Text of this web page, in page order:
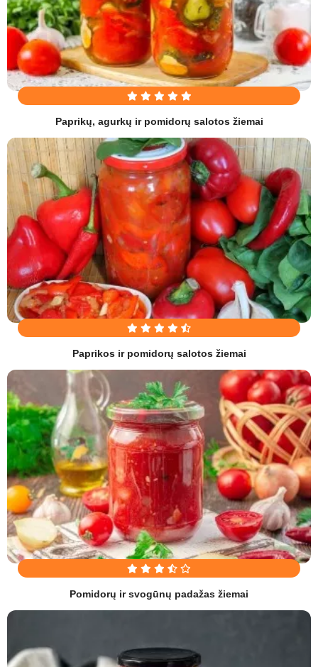
Paprikų, agurkų ir pomidorų salotos žiemai
Paprikos ir pomidorų salotos žiemai
Pomidorų ir svogūnų padažas žiemai